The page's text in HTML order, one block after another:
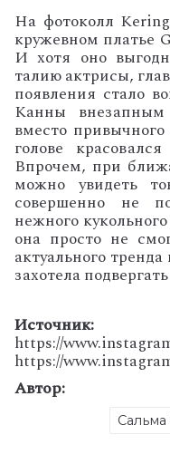
На фотоколл Kering
кружевном платье
И хотя оно
талию актрисы,
появления стало
Канны
вместо
голове
Впрочем, при
можно увидеть
совершенно не
нежного
она просто не
актуального
захотела
Источник:
https://
https://
Автор: